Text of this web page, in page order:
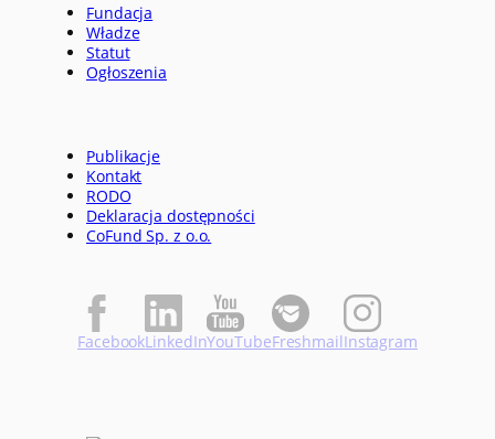
Fundacja
Władze
Statut
Ogłoszenia
Publikacje
Kontakt
RODO
Deklaracja dostępności
CoFund Sp. z o.o.
FacebookLinkedInYouTubeFreshmailInstagram